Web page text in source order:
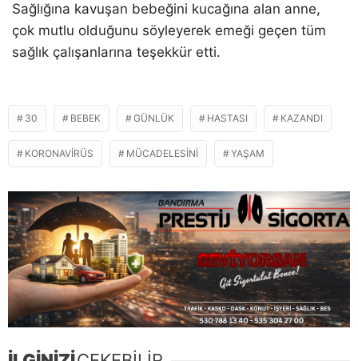
Sağlığına kavuşan bebeğini kucağına alan anne,
çok mutlu olduğunu söyleyerek emeği geçen tüm
sağlık çalışanlarına teşekkür etti.
30 BEBEK GÜNLÜK HASTASI KAZANDI
KORONAVIRÜS MÜCADELESINI YAŞAM